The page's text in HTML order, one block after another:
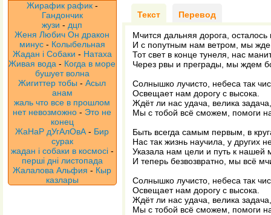
Жирафик рафик -
Гандончик
жузи - дцп
Женя Любич Он дракон
минус - Колыбельная
Жадан і Собаки - Натаха
Живая вода - Когда в море
бушует волна
Жигиттер тобы -Асыл
анам
жаль что все в прошлом
нет невозможно - Это не
конец
ЖаНаР дУгАлОвА - Бир
сурак
жадан і собаки в космосі -
перші дні листопада
Жалалова Альфия - Кыр
казлары
Текст Перевод
Мчится дальняя дорога,
И с попутным нам ветром, мы
Тот свет в конце тунеля, нас
Через рвы и преграды, мы ждем
Солнышко лучисто, небеса так
Освещает нам дорогу с высока.
Ждёт ли нас удача, велика задача,
Мы с тобой всё сможем, помоги
Быть всегда самым первым, в
Нас так жизнь научила, у других
Указала нам цели и путь к нашей
И теперь безвозвратно, мы всё
Солнышко лучисто, небеса так
Освещает нам дорогу с высока.
Ждёт ли нас удача, велика задача,
Мы с тобой всё сможем, помоги